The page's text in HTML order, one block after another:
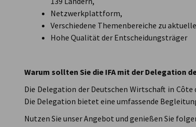
Netzwerkplattform,
Verschiedene Themenbereiche zu
Hohe Qualität der Entscheidungsträger
Warum sollten Sie die IFA mit der Delegation
Die Delegation der Deutschen Wirtschaft in
Die Delegation bietet eine umfassende
Nutzen Sie unser Angebot und genießen Sie